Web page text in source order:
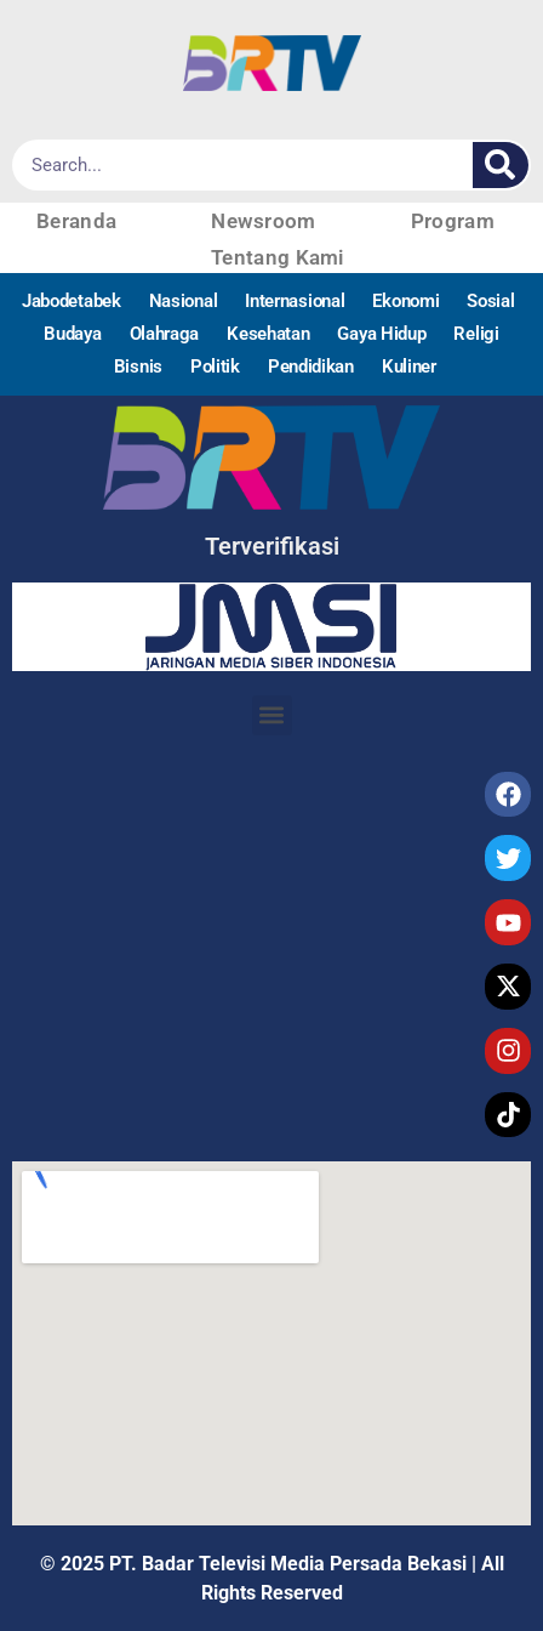
Beranda Newsroom
Program
Tentang Kami
Jabodetabek Nasional Internasional Ekonomi
Sosial
Budaya
Olahraga Kesehatan Gaya Hidup
Religi
Bisnis
Politik Pendidikan Kuliner
Terverifikasi
© 2025 PT. Badar Televisi Media Persada Bekasi
All
Rights Reserved